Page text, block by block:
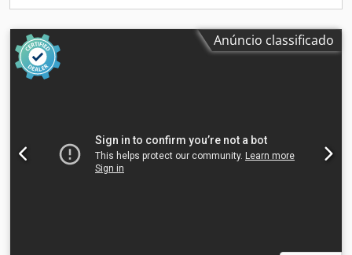
Anúncio classificado